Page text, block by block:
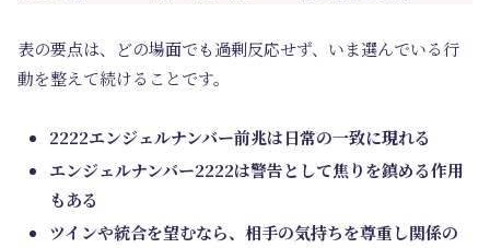
表の要点は、どの場面でも過剰反応せず、いま選んでいる行
動を整えて続けることです。
2222エンジェルナンバー前兆は日常の一致に現れる
エンジェルナンバー2222は警告として焦りを鎮める作用
もある
ツインや統合を望むなら、相手の気持ちを尊重し関係の